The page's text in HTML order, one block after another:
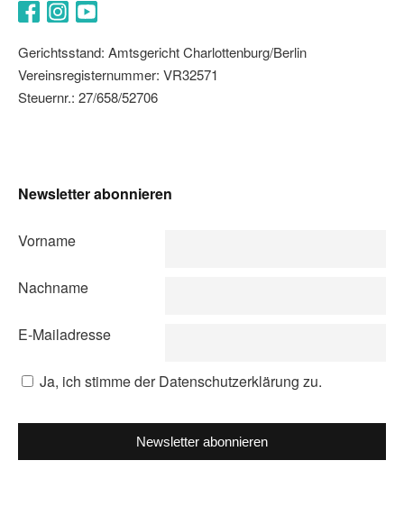
Gerichtsstand: Amtsgericht Charlottenburg/Berlin
Vereinsregisternummer: VR32571
Steuernr.: 27/658/52706
Newsletter abonnieren
Vorname
Nachname
E-Mailadresse
Ja, ich stimme der Datenschutzerklärung zu.
Newsletter abonnieren